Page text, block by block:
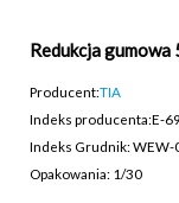
Redukcja
Producent:TIA
Indeks producenta:E-
Indeks Grudnik: WEW-
Opakowania: 1/30